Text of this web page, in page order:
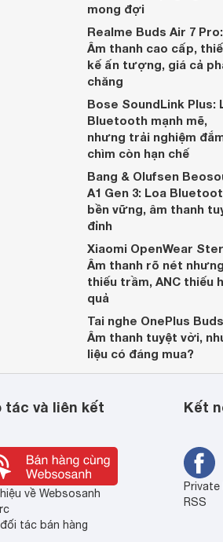
mong đợi
Realme Buds Air 7 Pro:
Âm thanh cao cấp,
kế ấn tượng, giá cả
chăng
Bose SoundLink Plus:
Bluetooth mạnh mẽ,
nhưng trải nghiệm
chìm còn hạn chế
Bang & Olufsen
A1 Gen 3: Loa
bền vững, âm thanh
đỉnh
Xiaomi OpenWear
Âm thanh rõ nét nhưng
thiếu trầm, ANC thiếu
quả
Tai nghe OnePlus
Âm thanh tuyệt vời,
liệu có đáng mua?
tác và liên kết
về Websosanh
tác bán hàng
Kết
Private
RSS